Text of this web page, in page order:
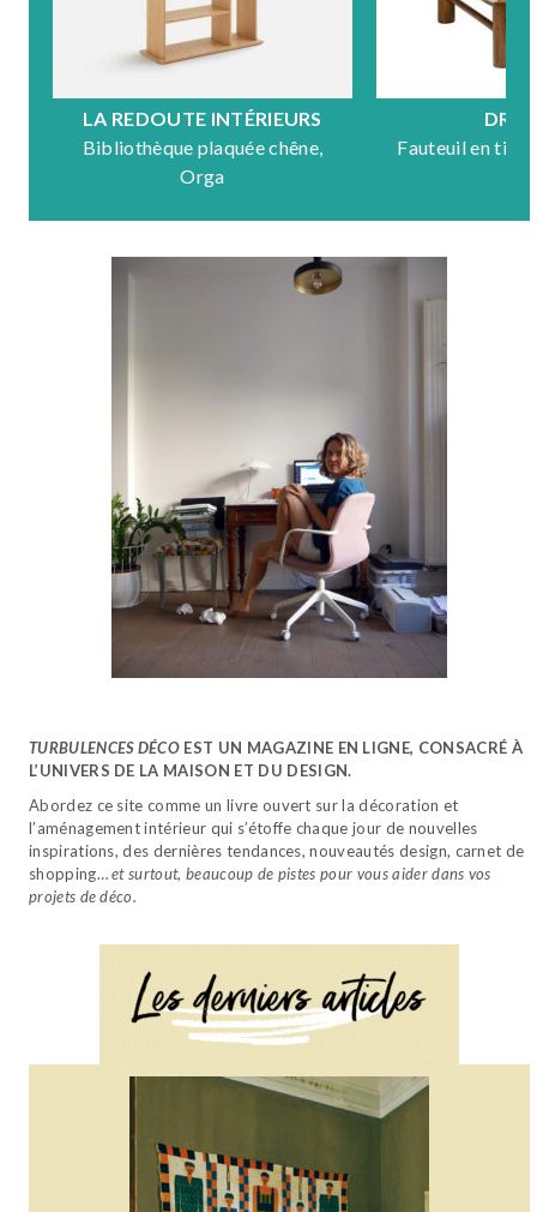
LA REDOUTE INTÉRIEURS
Bibliothèque plaquée chêne,
Orga
Fauteuil en
TURBULENCES DÉCO EST UN MAGAZINE EN LIGNE, CONSACRÉ À
L’UNIVERS DE LA MAISON ET DU DESIGN.
Abordez ce site comme un livre ouvert sur la décoration et
l’aménagement intérieur qui s’étoffe chaque jour de nouvelles
inspirations, des dernières tendances, nouveautés design, carnet de
shopping…et surtout, beaucoup de pistes pour vous aider dans vos
projets de déco.